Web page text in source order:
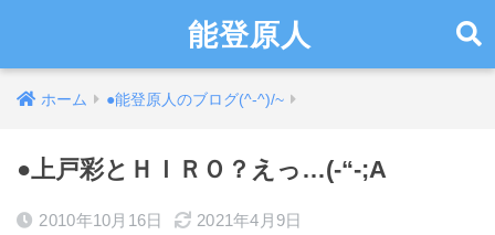
能登原人
ホーム ●能登原人のブログ(^-^)/~
●上戸彩とＨＩＲＯ？えっ…(-“-;A
2010年10月16日 2021年4月9日